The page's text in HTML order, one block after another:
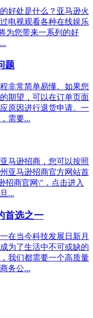
好处是什么？亚马逊火
电视观看各种在线娱乐
为您带来一系列的好
题
非常简单易懂。如果您
期望，可以在订单页面
原因进行退货申请。一
需要...
马逊招商，您可以按照
亚马逊招商官方网站首
招商官网\"，点击进入
...
首选之一
在当今科技发展日新月
为了生活中不可或缺的
我们都需要一个高质量
务公...